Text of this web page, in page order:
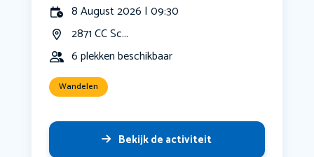
8 August 2026 | 09:30
2871 CC Sc...
6 plekken beschikbaar
Wandelen
Bekijk de activiteit